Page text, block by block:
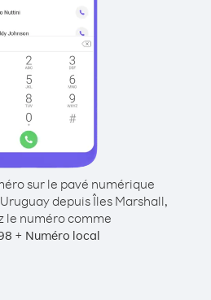
sur le pavé numérique
depuis Îles Marshall,
le numéro comme
+ Numéro local